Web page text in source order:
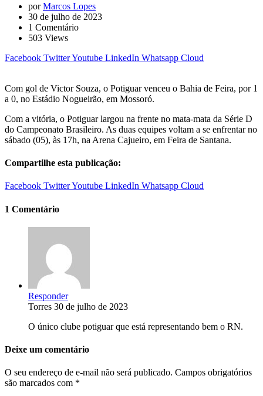
porMarcos Lopes
30 de julho de 2023
1 Comentário
503 Views
Facebook TwitterYoutube LinkedIn Whatsapp Cloud
Com gol de Victor Souza, o Potiguar venceu o Bahia de Feira, por 1
a 0, no Estádio Nogueirão, em Mossoró.
Com a vitória, o Potiguar largou na frente no mata-mata da Série D
do Campeonato Brasileiro. As duas equipes voltam a se enfrentar no
sábado (05), às 17h, na Arena Cajueiro, em Feira de Santana.
Compartilhe esta publicação:
Facebook TwitterYoutube LinkedIn Whatsapp Cloud
1 Comentário
Responder
Torres 30 de julho de 2023
O único clube potiguar que está representando bem o RN.
Deixe um comentário
O seu endereço de e-mail não será publicado. Campos obrigatórios
são marcados com *